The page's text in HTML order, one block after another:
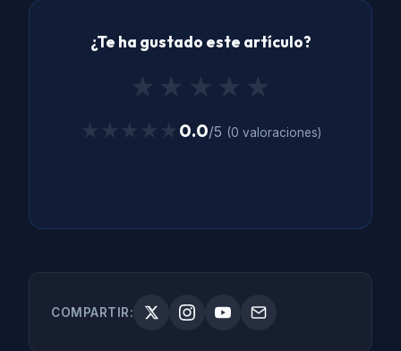
¿Te ha gustado este artículo?
★
★
★
★
★
★★★★★
★★★★★ 0.0/5 (0 valoraciones)
COMPARTIR: